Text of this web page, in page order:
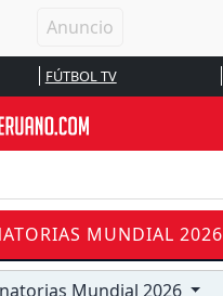
FÚTBOL TV
MUNDIAL 2026
Mundial 2026